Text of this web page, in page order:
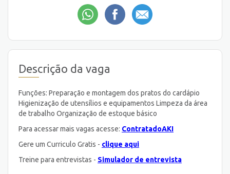
Descrição da vaga
Funções: Preparação e montagem dos pratos do cardápio
Higienização de utensílios e equipamentos Limpeza da área
de trabalho Organização de estoque básico
Para acessar mais vagas acesse: ContratadoAKI
Gere um Curriculo Gratis - clique aqui
Treine para entrevistas - Simulador de entrevista